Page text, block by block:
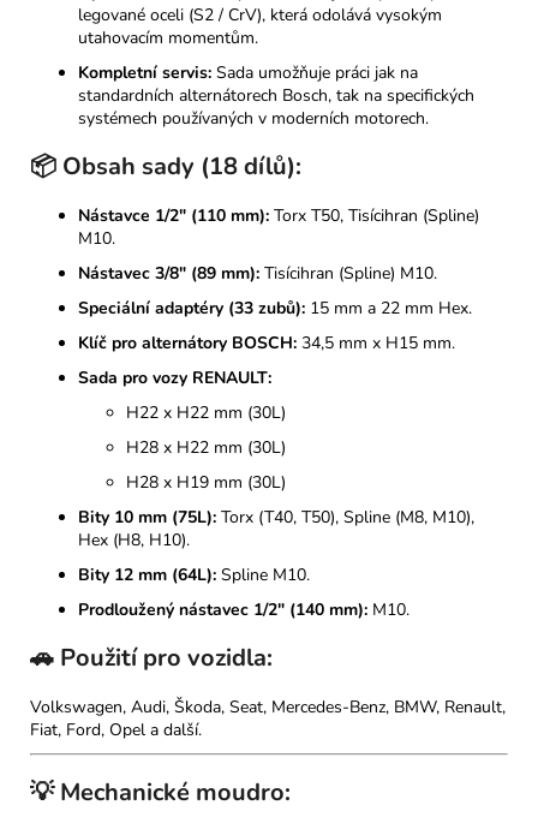
legované oceli (S2 / CrV), která odolává vysokým
utahovacím momentům.
Kompletní servis: Sada umožňuje práci jak na
standardních alternátorech Bosch, tak na specifických
systémech používaných v moderních motorech.
📦 Obsah sady (18 dílů):
Nástavce 1/2" (110 mm): Torx T50, Tisícihran (Spline)
M10.
Nástavec 3/8" (89 mm): Tisícihran (Spline) M10.
Speciální adaptéry (33 zubů): 15 mm a 22 mm Hex.
Klíč pro alternátory BOSCH: 34,5 mm x H15 mm.
Sada pro vozy RENAULT:
H22 x H22 mm (30L)
H28 x H22 mm (30L)
H28 x H19 mm (30L)
Bity 10 mm (75L): Torx (T40, T50), Spline (M8, M10),
Hex (H8, H10).
Bity 12 mm (64L): Spline M10.
Prodloužený nástavec 1/2" (140 mm): M10.
🚗 Použití pro vozidla:
Volkswagen, Audi, Škoda, Seat, Mercedes-Benz, BMW, Renault,
Fiat, Ford, Opel a další.
💡 Mechanické moudro: